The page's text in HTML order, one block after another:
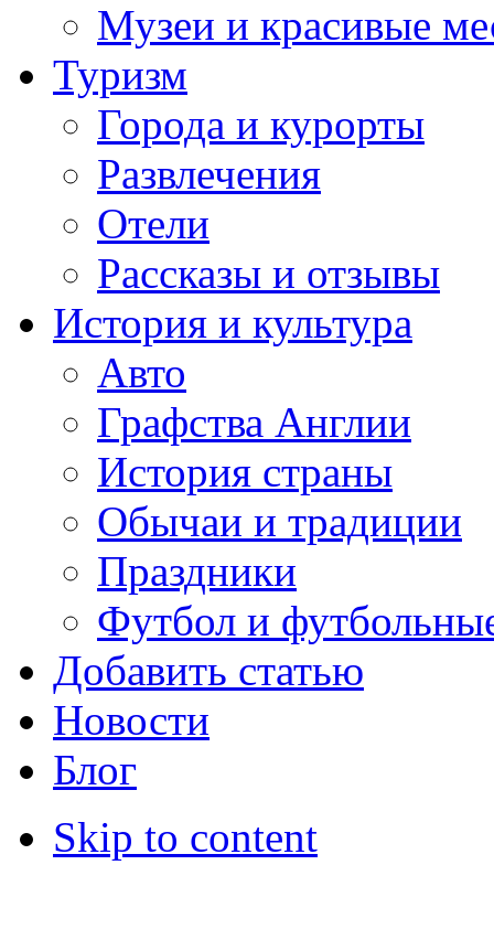
Музеи и красивые
Туризм
Города и курорты
Развлечения
Отели
Рассказы и отзывы
История и культура
Авто
Графства Англии
История страны
Обычаи и традиции
Праздники
Футбол и
Добавить статью
Новости
Блог
Skip to content